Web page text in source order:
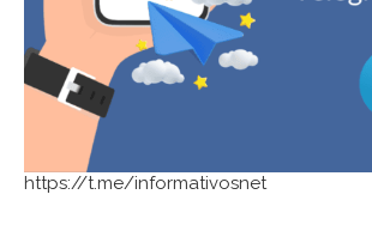
https://t.me/informativosnet